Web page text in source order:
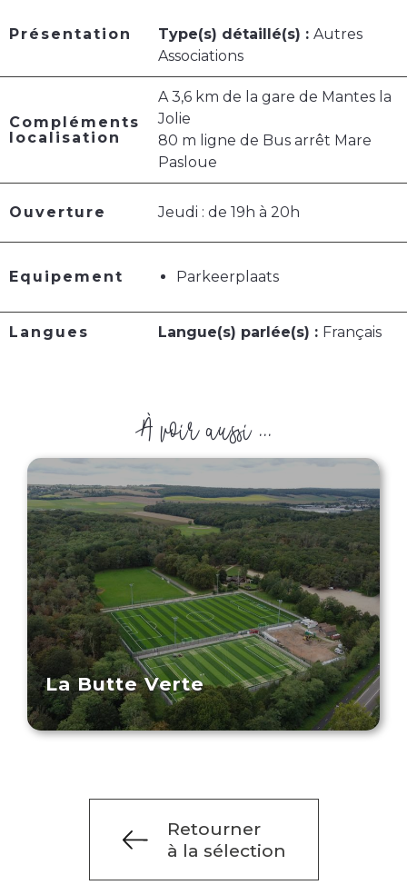
Présentation Type(s) détaillé(s) : Autres
Associations
Compléments
localisation
A 3,6 km de la gare de Mantes la
Jolie
80 m ligne de Bus arrêt Mare
Pasloue
Ouverture Jeudi : de 19h à 20h
Equipement Parkeerplaats
Langues Langue(s) parlée(s) : Français
À voir aussi ...
La Butte Verte
Retourner
à la sélection